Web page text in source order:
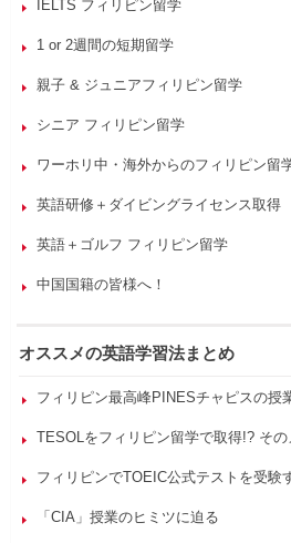
IELTS フィリピン留学
1 or 2週間の短期留学
親子 & ジュニアフィリピン留学
シニア フィリピン留学
ワーホリ中・海外からのフィリピン留
英語研修＋ダイビングライセンス取得
英語＋ゴルフ フィリピン留学
中国国籍の皆様へ！
オススメの英語学習法まとめ
フィリピン最高峰PINESチャピスの授
TESOLをフィリピン留学で取得!? そ
フィリピンでTOEIC公式テストを受験
「CIA」授業のヒミツに迫る